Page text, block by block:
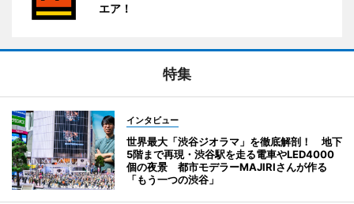
エア！
特集
インタビュー
世界最大「渋谷ジオラマ」を徹底解剖！ 地下
5階まで再現・渋谷駅を走る電車やLED4000
個の夜景 都市モデラーMAJIRIさんが作る
「もう一つの渋谷」